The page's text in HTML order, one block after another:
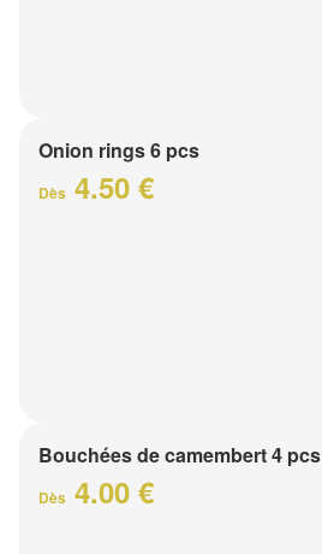
Onion rings 6 pcs
Dès 4.50 €
Bouchées de camembert 4 pcs
Dès 4.00 €